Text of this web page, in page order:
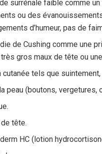
surrénale faible comme
ou des
d’humeur, pas de
de Cushing comme une
gros maux de tête ou
tels que
peau (boutons,
tête.
HC (lotion